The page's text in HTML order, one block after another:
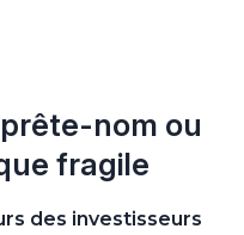
nom ou
fragile
des investisseurs